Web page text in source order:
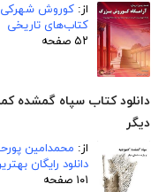
از: کوروش شهرکی
کتاب‌های تاریخی
۵۲ صفحه
دانلود کتاب سپاه گمشده
دیگر
از: محمدامین
دانلود رایگان
۱۰۱ صفحه